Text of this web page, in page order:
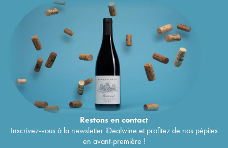
Restons encontact
Inscrivez-vous à la newsletter iDealwine et profitez de nos pépites
en avant-première !